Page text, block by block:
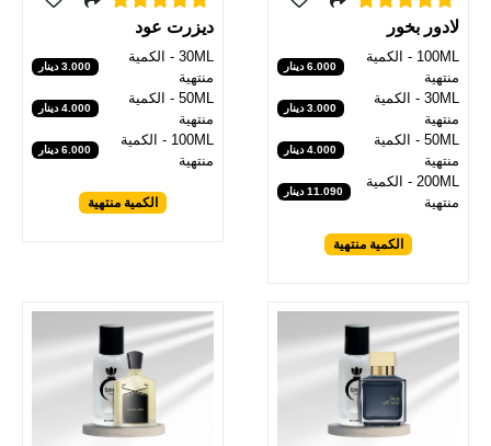
لادور بخور
100ML - الكمية
منتهية
6.000 دينار
30ML - الكمية
منتهية
3.000 دينار
50ML - الكمية
منتهية
4.000 دينار
200ML - الكمية
منتهية
11.090 دينار
الكمية منتهية
ديزرت عود
30ML - الكمية
منتهية
3.000 دينار
50ML - الكمية
منتهية
4.000 دينار
100ML - الكمية
منتهية
6.000 دينار
الكمية منتهية